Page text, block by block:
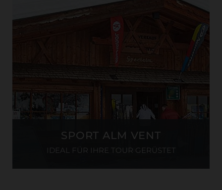
SPORT ALM VENT
IDEAL FÜR IHRE TOUR GERÜSTET